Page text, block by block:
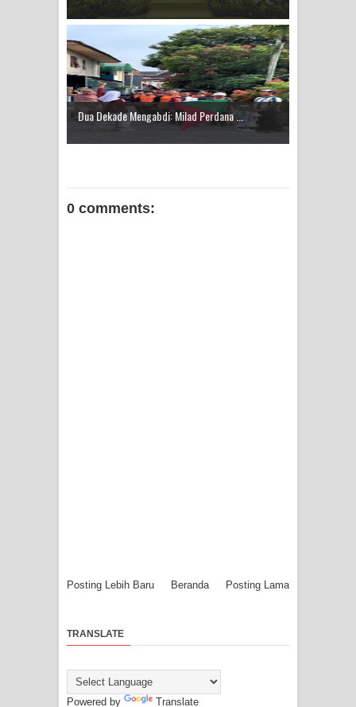
Dua Dekade Mengabdi: Milad Perdana ...
0 comments:
Posting Lebih Baru Posting Lama
Beranda
TRANSLATE
Powered by Translate